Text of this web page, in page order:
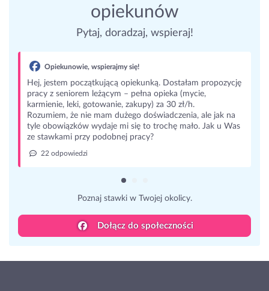
opiekunów
Pytaj, doradzaj, wspieraj!
Opiekunowie, wspierajmy się!
Hej, jestem początkującą opiekunką. Dostałam propozycję
pracy z seniorem leżącym – pełna opieka (mycie,
karmienie, leki, gotowanie, zakupy) za 30 zł/h.
Rozumiem, że nie mam dużego doświadczenia, ale jak na
tyle obowiązków wydaje mi się to trochę mało. Jak u Was
ze stawkami przy podobnej pracy?
22 odpowiedzi
Poznaj stawki w Twojej okolicy.
Dołącz do społeczności